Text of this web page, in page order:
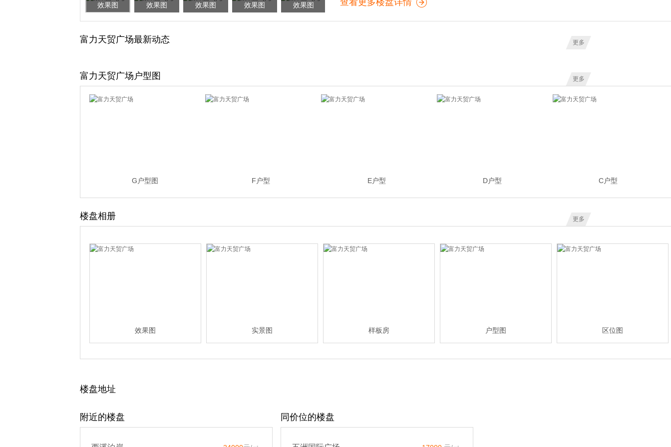
效果图 效果图 效果图 效果图 效果图 查看更多楼盘详情
富力天贸广场最新动态 更多
富力天贸广场户型图 更多
G户型图 F户型 E户型 D户型 C户型
楼盘相册 更多
效果图 实景图 样板房 户型图 区位图
楼盘地址
附近的楼盘 同价位的楼盘